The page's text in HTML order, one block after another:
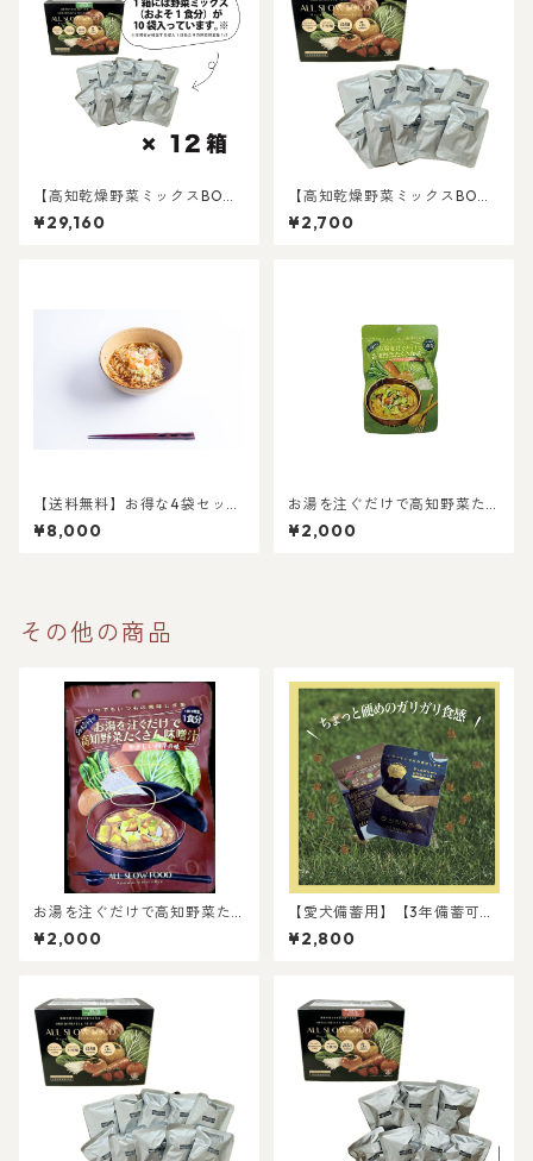
【高知乾燥野菜ミックスBO
X】【常温5年保存】
¥29,160
【高知乾燥野菜ミックスBO
X】【常温5年保存】
¥2,700
【送料無料】お得な4袋セッ
ト！
¥8,000
お湯を注ぐだけで高知野菜た
くさんスープ【5袋入り】【送
料込み】
¥2,000
その他の商品
お湯を注ぐだけで高知野菜た
くさん味噌汁【5袋入り】【送
料込み】
¥2,000
【愛犬備蓄用】【3年備蓄可
能】【新発売】芋とかぼちゃ
のおからクッキー4袋セット
¥2,800